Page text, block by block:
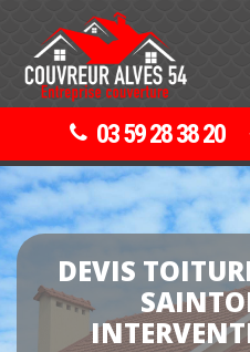
03 59 28 38 20
DEVIS